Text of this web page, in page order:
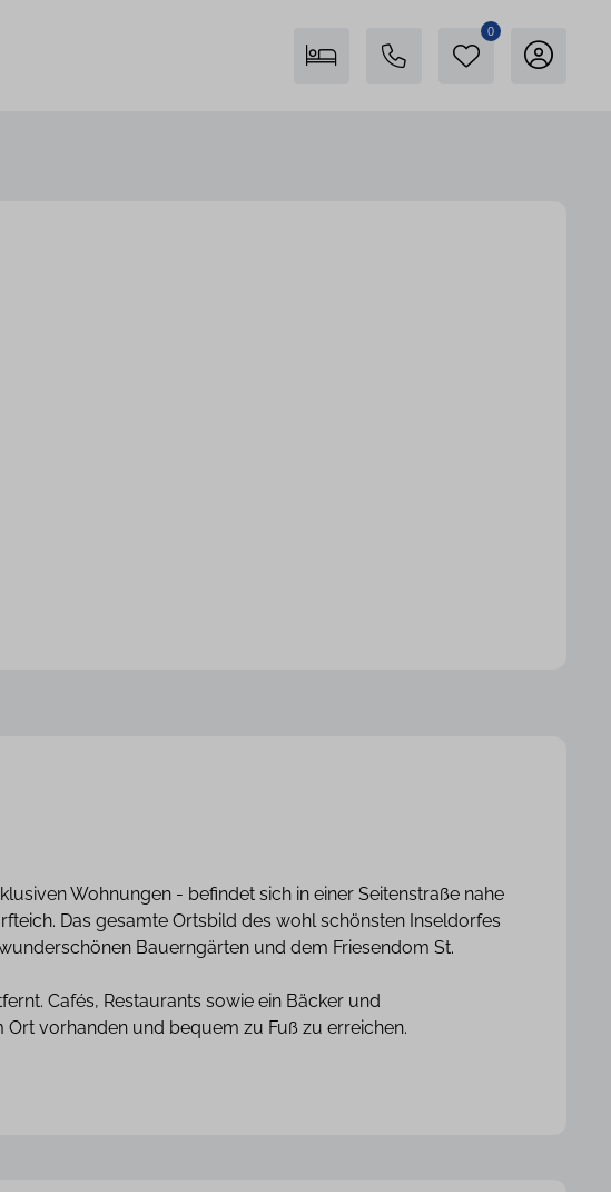
0
Wohnungen - befindet sich in einer Seitenstraße nahe
Das gesamte Ortsbild des wohl schönsten Inseldorfes
Bauerngärten und dem Friesendom St.
Cafés, Restaurants sowie ein Bäcker und
vorhanden und bequem zu Fuß zu erreichen.